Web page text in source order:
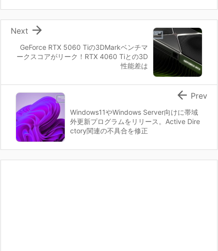
GeForce RTX 5060 Tiの3DMarkベンチマ
ークスコアがリーク！RTX 4060 Tiとの3D
性能差は

Next
Windows11やWindows Server向けに帯域
外更新プログラムをリリース。Active Dire
ctory関連の不具合を修正
 Prev